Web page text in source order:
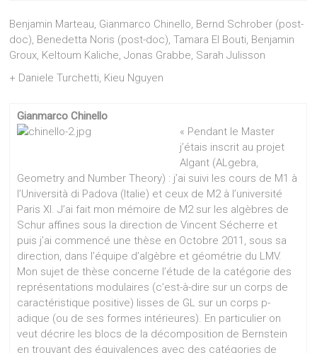
Benjamin Marteau, Gianmarco Chinello, Bernd Schrober (post-
doc), Benedetta Noris (post-doc), Tamara El Bouti, Benjamin
Groux, Keltoum Kaliche, Jonas Grabbe, Sarah Julisson
+ Daniele Turchetti, Kieu Nguyen
Gianmarco Chinello
« Pendant le Master
j’étais inscrit au projet
Algant (ALgebra,
Geometry and Number Theory) : j’ai suivi les cours de M1 à
l’Università di Padova (Italie) et ceux de M2 à l’université
Paris XI. J’ai fait mon mémoire de M2 sur les algèbres de
Schur affines sous la direction de Vincent Sécherre et
puis j’ai commencé une thèse en Octobre 2011, sous sa
direction, dans l’équipe d’algèbre et géométrie du LMV.
Mon sujet de thèse concerne l’étude de la catégorie des
représentations modulaires (c’est-à-dire sur un corps de
caractéristique positive) lisses de GL sur un corps p-
adique (ou de ses formes intérieures). En particulier on
veut décrire les blocs de la décomposition de Bernstein
en trouvant des équivalences avec des catégories de